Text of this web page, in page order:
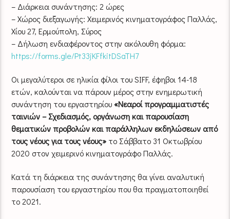
– Διάρκεια συνάντησης: 2 ώρες
– Χώρος διεξαγωγής: Χειμερινός κινηματογράφος Παλλάς,
Χίου 27, Ερμούπολη, Σύρος
– Δήλωση ενδιαφέροντος στην ακόλουθη φόρμα:
https://forms.gle/Pt33jKFfkitDSaTH7
Οι μεγαλύτεροι σε ηλικία φίλοι του SIFF, έφηβοι 14-18
ετών, καλούνται να πάρουν μέρος στην ενημερωτική
συνάντηση του εργαστηρίου«Νεαροί προγραμματιστές
ταινιών – Σχεδιασμός, οργάνωση και παρουσίαση
θεματικών προβολών και παράλληλων εκδηλώσεων από
τους νέους για τους νέους» το Σάββατο 31 Οκτωβρίου
2020 στον χειμερινό κινηματογράφο Παλλάς.
Κατά τη διάρκεια της συνάντησης θα γίνει αναλυτική
παρουσίαση του εργαστηρίου που θα πραγματοποιηθεί
το 2021.